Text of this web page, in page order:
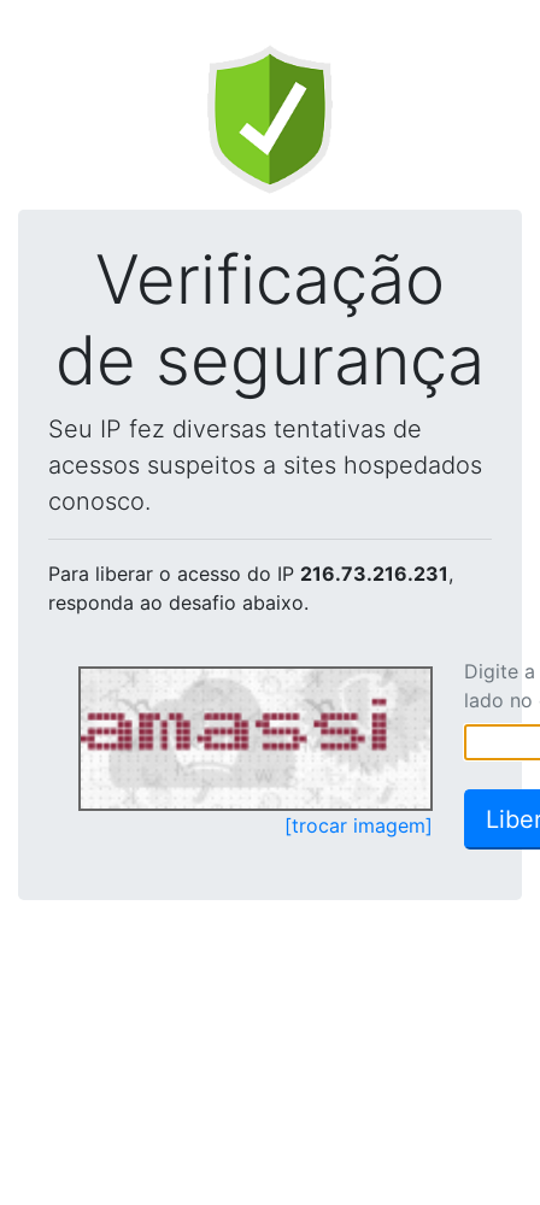
Verificação
de segurança
Seu IP fez diversas tentativas de
acessos suspeitos a sites hospedados
conosco.
Para liberar o acesso do IP 216.73.216.231,
responda ao desafio abaixo.
[trocar imagem]
Digite
lado no